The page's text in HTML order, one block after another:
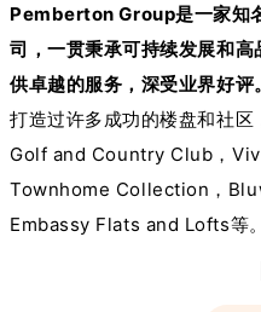
Pemberton Group是一家知
司，一贯秉承可持续发展和
供卓越的服务，深受业界好评。
打造过许多成功的楼盘和社
Golf and Country Club，
Townhome Collection，
Embassy Flats and Lofts等。